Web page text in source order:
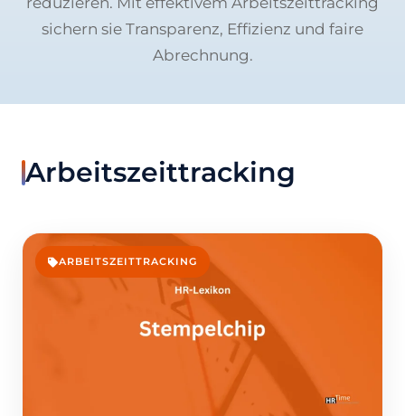
sichern sie Transparenz, Effizienz und faire
Abrechnung.
Arbeitszeittracking
ARBEITSZEITTRACKING